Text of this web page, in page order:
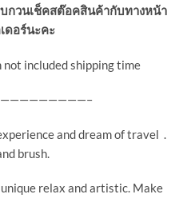
กวนเช็คสต๊อคสินค้ากับทางหน้า
ดอร์นะคะ
not included shipping time
and dream of travel .
brush.
relax and artistic. Make